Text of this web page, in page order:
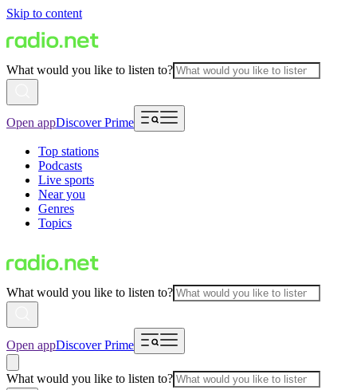
Skip to content
What would you like to listen to?
Open appDiscover Prime
Top stations
Podcasts
Live sports
Near you
Genres
Topics
What would you like to listen to?
Open appDiscover Prime
What would you like to listen to?